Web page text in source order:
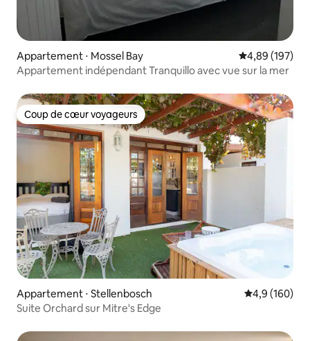
Appartement ⋅ Mossel Bay Évaluation
4,89 (197)
Appartement indépendant Tranquillo avec vue sur la mer
Coup de cœur voyageurs
Coup de cœur voyageurs
Appartement ⋅ Stellenbosch Évaluation
4,9 (160)
Suite Orchard sur Mitre's Edge